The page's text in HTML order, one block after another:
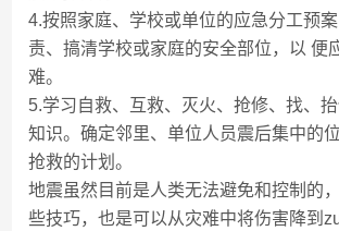
4.按照家庭、学校或单位的应急分工预
责、搞清学校或家庭的安全部位，以 便
难。
5.学习自救、互救、灭火、抢修、找、
知识。确定邻里、单位人员震后集中的
抢救的计划。
地震虽然目前是人类无法避免和控制的
些技巧，也是可以从灾难中将伤害降到